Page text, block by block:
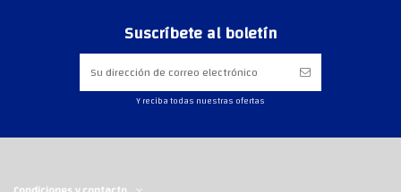
Suscríbete al boletín
Y reciba todas nuestras ofertas